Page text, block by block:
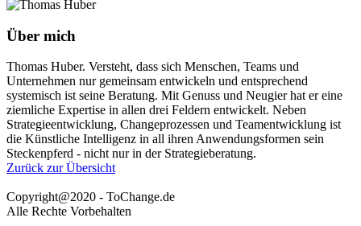
Über mich
Thomas Huber. Versteht, dass sich Menschen, Teams und
Unternehmen nur gemeinsam entwickeln und entsprechend
systemisch ist seine Beratung. Mit Genuss und Neugier hat er eine
ziemliche Expertise in allen drei Feldern entwickelt. Neben
Strategieentwicklung, Changeprozessen und Teamentwicklung ist
die Künstliche Intelligenz in all ihren Anwendungsformen sein
Steckenpferd - nicht nur in der Strategieberatung.
Zurück zur Übersicht
Copyright@2020 - ToChange.de
Alle Rechte Vorbehalten